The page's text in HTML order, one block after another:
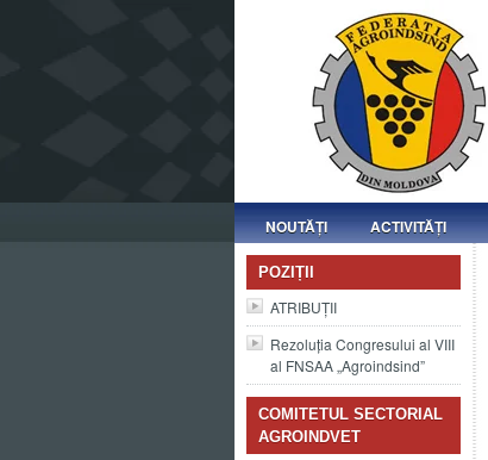
NOUTĂȚI ACTIVITĂȚI
POZIȚII
ATRIBUȚII
Rezoluția Congresului al VIII
al FNSAA „Agroindsind”
COMITETUL SECTORIAL
AGROINDVET